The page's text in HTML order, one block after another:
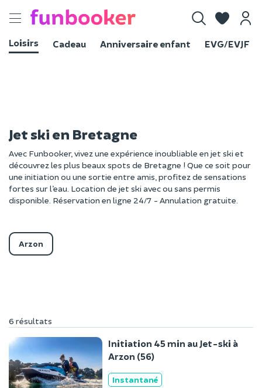
Toggle
Loisirs
Cadeau Anniversaire enfant EVG/EVJF
Jet ski en Bretagne
Avec Funbooker, vivez une expérience inoubliable en jet ski et
découvrez les plus beaux spots de Bretagne ! Que ce soit pour
une initiation ou une sortie entre amis, profitez de sensations
fortes sur l’eau. Location de jet ski avec ou sans permis
disponible. Réservation en ligne 24/7 - Annulation gratuite.
Arzon
6 résultats
Initiation 45 min au Jet-ski à
Arzon (56)
Instantané